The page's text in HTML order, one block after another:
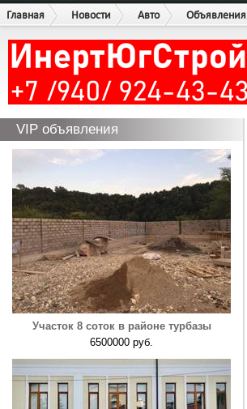
Главная
Новости Авто Объявления
VIP объявления
Участок 8 соток в районе турбазы
6500000 руб.